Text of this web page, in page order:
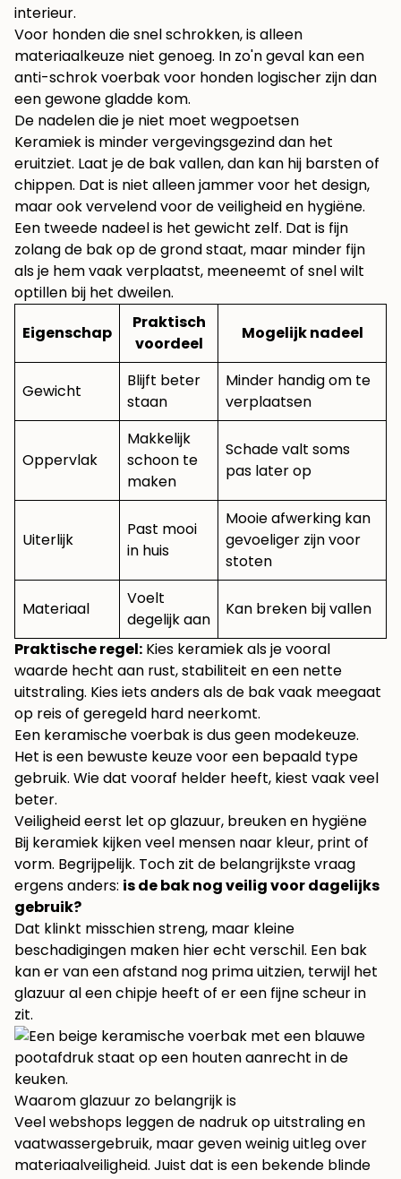
interieur.
Voor honden die snel schrokken, is alleen
materiaalkeuze niet genoeg. In zo'n geval kan een
anti-schrok voerbak voor honden logischer zijn dan
een gewone gladde kom.
De nadelen die je niet moet wegpoetsen
Keramiek is minder vergevingsgezind dan het
eruitziet. Laat je de bak vallen, dan kan hij barsten of
chippen. Dat is niet alleen jammer voor het design,
maar ook vervelend voor de veiligheid en hygiëne.
Een tweede nadeel is het gewicht zelf. Dat is fijn
zolang de bak op de grond staat, maar minder fijn
als je hem vaak verplaatst, meeneemt of snel wilt
optillen bij het dweilen.
Eigenschap
Praktisch
voordeel
Mogelijk nadeel
Gewicht
Blijft beter
staan
Minder handig om te
verplaatsen
Oppervlak
Makkelijk
schoon te
maken
Schade valt soms
pas later op
Uiterlijk
Past mooi
in huis
Mooie afwerking kan
gevoeliger zijn voor
stoten
Materiaal
Voelt
degelijk aan
Kan breken bij vallen
Praktische regel: Kies keramiek als je vooral
waarde hecht aan rust, stabiliteit en een nette
uitstraling. Kies iets anders als de bak vaak meegaat
op reis of geregeld hard neerkomt.
Een keramische voerbak is dus geen modekeuze.
Het is een bewuste keuze voor een bepaald type
gebruik. Wie dat vooraf helder heeft, kiest vaak veel
beter.
Veiligheid eerst let op glazuur, breuken en hygiëne
Bij keramiek kijken veel mensen naar kleur, print of
vorm. Begrijpelijk. Toch zit de belangrijkste vraag
ergens anders: is de bak nog veilig voor dagelijks
gebruik?
Dat klinkt misschien streng, maar kleine
beschadigingen maken hier echt verschil. Een bak
kan er van een afstand nog prima uitzien, terwijl het
glazuur al een chipje heeft of er een fijne scheur in
zit.
Waarom glazuur zo belangrijk is
Veel webshops leggen de nadruk op uitstraling en
vaatwassergebruik, maar geven weinig uitleg over
materiaalveiligheid. Juist dat is een bekende blinde